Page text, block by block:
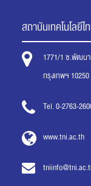
สถาบันเทคโนโลยี
1771/1 ซ.พัฒน
กรุงเทพฯ 10250
Tel. 0-2763-
www.tni.ac.th